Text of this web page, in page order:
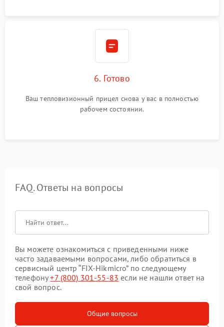
6. Готово
Ваш тепловизионный прицел снова у вас в полностью
рабочем состоянии.
FAQ. Ответы на вопросы
Вы можете ознакомиться с приведенными ниже
часто задаваемыми вопросами, либо обратиться в
сервисный центр “FIX-Hikmicro” по следующему
телефону+7 (800) 301-55-83 если не нашли ответ на
свой вопрос.
Общие вопросы